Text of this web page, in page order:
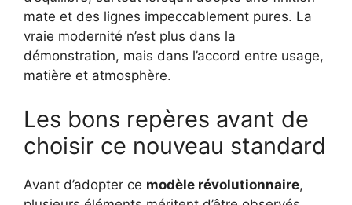
mate et des lignes impeccablement pures. La
vraie modernité n’est plus dans la
démonstration, mais dans l’accord entre usage,
matière et atmosphère.
Les bons repères avant de
choisir ce nouveau standard
Avant d’adopter ce modèle révolutionnaire,